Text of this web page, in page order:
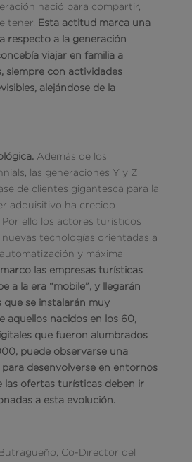
nació para compartir,
tener. Esta actitud marca una
respecto a la generación
viajar en familia a
siempre con actividades
alejándose de la
Además de los
las generaciones Y y Z
de clientes gigantesca para la
adquisitivo ha crecido
ello los actores turísticos
tecnologías orientadas a
y máxima
las empresas turísticas
a la era “mobile”, y llegarán
que se instalarán muy
aquellos nacidos en los 60,
que fueron alumbrados
puede observarse una
desenvolverse en entornos
las ofertas turísticas deben ir
a esta evolución.
Co-Director del